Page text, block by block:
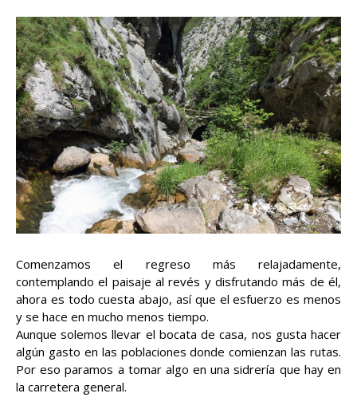
Comenzamos el regreso más relajadamente,
contemplando el paisaje al revés y disfrutando más de él,
ahora es todo cuesta abajo, así que el esfuerzo es menos
y se hace en mucho menos tiempo.
Aunque solemos llevar el bocata de casa, nos gusta hacer
algún gasto en las poblaciones donde comienzan las rutas.
Por eso paramos a tomar algo en una sidrería que hay en
la carretera general.